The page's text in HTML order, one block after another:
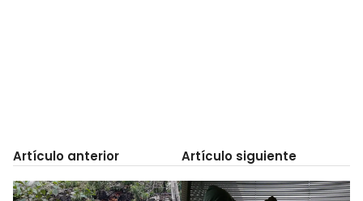
Artículo anterior Artículo siguiente